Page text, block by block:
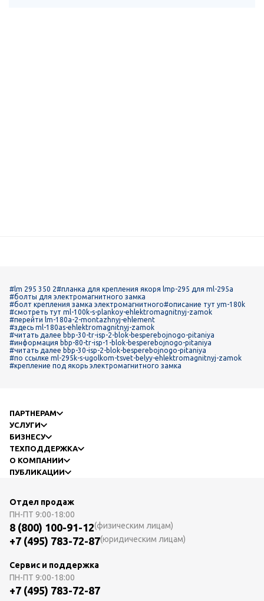
#lm 295 350 2#планка для крепления якоря lmp-295 для ml-295a
#болты для электромагнитного замка
#болт крепления замка электромагнитного#описание тут ym-180k
#смотреть тут ml-100k-s-plankoy-ehlektromagnitnyj-zamok
#перейти lm-180a-2-montazhnyj-ehlement
#здесь ml-180as-ehlektromagnitnyj-zamok
#читать далее bbp-30-tr-isp-2-blok-besperebojnogo-pitaniya
#информация bbp-80-tr-isp-1-blok-besperebojnogo-pitaniya
#читать далее bbp-30-isp-2-blok-besperebojnogo-pitaniya
#по ссылке ml-295k-s-ugolkom-tsvet-belyy-ehlektromagnitnyj-zamok
#крепление под якорь электромагнитного замка
ПАРТНЕРАМ
УСЛУГИ
БИЗНЕСУ
ТЕХПОДДЕРЖКА
О КОМПАНИИ
ПУБЛИКАЦИИ
Отдел продаж
ПН-ПТ 9:00-18:00
8 (800) 100-91-12(физическим лицам)
+7 (495) 783-72-87(юридическим лицам)
Сервис и поддержка
ПН-ПТ 9:00-18:00
+7 (495) 783-72-87